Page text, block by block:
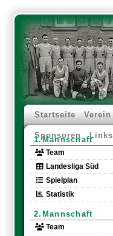
Startseite Verein
Sponsoren Links
1.Mannschaft
Team
Landesliga Süd
Spielplan
Statistik
2.Mannschaft
Team